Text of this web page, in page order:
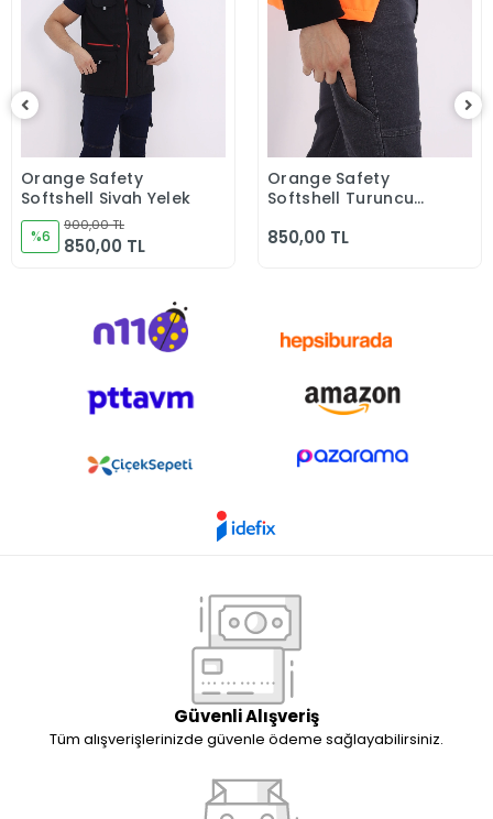
Sepete Ekle
Orange Safety
Softshell Siyah Yelek
%6
900,00 TL
850,00 TL
Sepete Ekle
Orange Safety
Softshell Turuncu
850,00 TL
Güvenli Alışveriş
Tüm alışverişlerinizde güvenle ödeme sağlayabilirsiniz.